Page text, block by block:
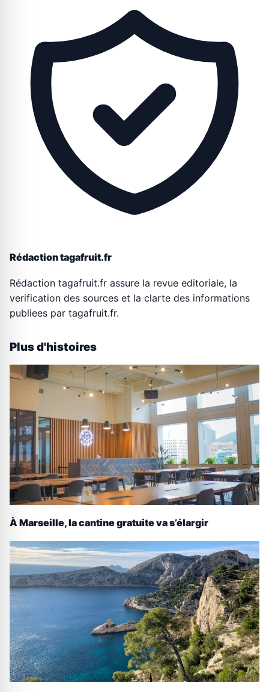
Rédaction tagafruit.fr
Rédaction tagafruit.fr assure la revue editoriale, la
verification des sources et la clarte des informations
publiees par tagafruit.fr.
Plus d'histoires
À Marseille, la cantine gratuite va s’élargir